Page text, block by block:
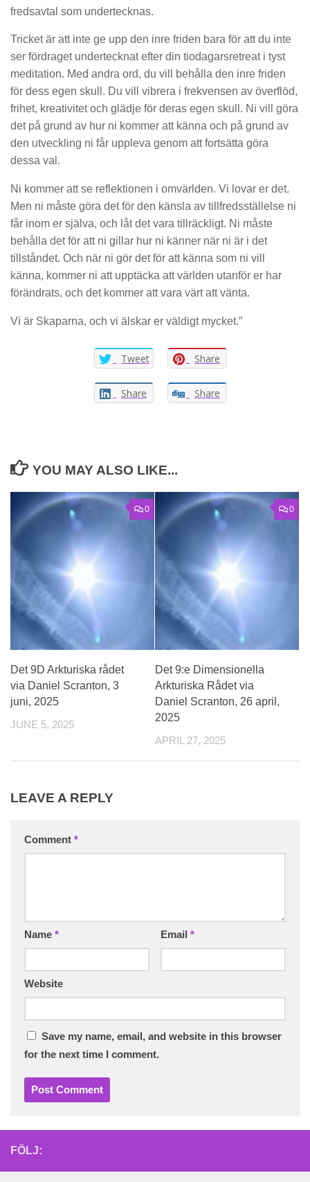
fredsavtal som undertecknas.
Tricket är att inte ge upp den inre friden bara för att du inte
ser fördraget undertecknat efter din tiodagarsretreat i tyst
meditation. Med andra ord, du vill behålla den inre friden
för dess egen skull. Du vill vibrera i frekvensen av överflöd,
frihet, kreativitet och glädje för deras egen skull. Ni vill göra
det på grund av hur ni kommer att känna och på grund av
den utveckling ni får uppleva genom att fortsätta göra
dessa val.
Ni kommer att se reflektionen i omvärlden. Vi lovar er det.
Men ni måste göra det för den känsla av tillfredsställelse ni
får inom er själva, och låt det vara tillräckligt. Ni måste
behålla det för att ni gillar hur ni känner när ni är i det
tillståndet. Och när ni gör det för att känna som ni vill
känna, kommer ni att upptäcka att världen utanför er har
förändrats, och det kommer att vara värt att vänta.
Vi är Skaparna, och vi älskar er väldigt mycket.”
Tweet Share
Share Share
YOU MAY ALSO LIKE...
0
Det 9D Arkturiska rådet
via Daniel Scranton, 3
juni, 2025
JUNE 5, 2025
0
Det 9:e Dimensionella
Arkturiska Rådet via
Daniel Scranton, 26 april,
2025
APRIL 27, 2025
LEAVE A REPLY
Comment *
Name * Email *
Website
Save my name, email, and website in this browser
for the next time I comment.
FÖLJ: